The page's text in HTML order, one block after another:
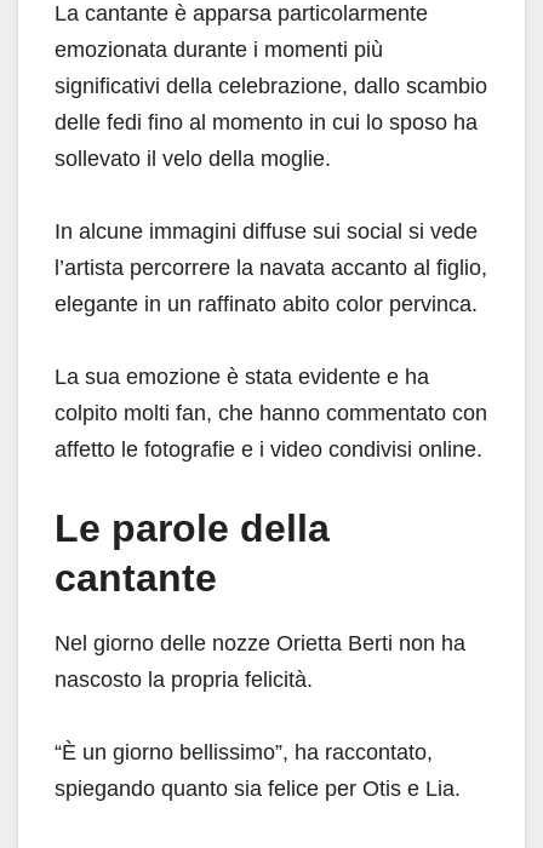
La cantante è apparsa particolarmente
emozionata durante i momenti più
significativi della celebrazione, dallo scambio
delle fedi fino al momento in cui lo sposo ha
sollevato il velo della moglie.
In alcune immagini diffuse sui social si vede
l’artista percorrere la navata accanto al figlio,
elegante in un raffinato abito color pervinca.
La sua emozione è stata evidente e ha
colpito molti fan, che hanno commentato con
affetto le fotografie e i video condivisi online.
Le parole della
cantante
Nel giorno delle nozze Orietta Berti non ha
nascosto la propria felicità.
“È un giorno bellissimo”, ha raccontato,
spiegando quanto sia felice per Otis e Lia.